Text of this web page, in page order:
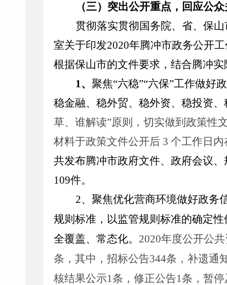
（三）突出公开重点，回应公
贯彻落实贯彻国务院、 省、 保山
室关于印发2020年腾冲市政务公开
根据保山市的文件要求，结合腾冲
1、 聚焦“六稳”“六保”工作做好
稳金融、稳外贸、稳外资、稳投资
草、谁解读”原则，切实做到政策性
材料于政策文件公开后 3 个工作日
共发布腾冲市政府文件、政府会议、
109件。
2、 聚焦优化营商环境做好政务
规则标准，以监管规则标准的确定
全覆盖、常态化。 2020年度公开公
条，其中，招标公告344条，补遗通
核结果公示1条，修正公告1条，暂